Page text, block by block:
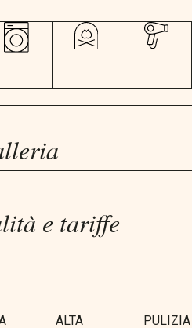
e tariffe
ALTA
PULIZIA